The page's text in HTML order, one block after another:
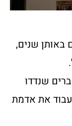
באותן שנים,
הגיעו מפולין ורוסיה, 40 חברים שנדדו
את אדמת